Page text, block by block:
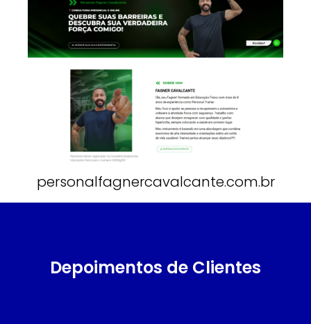
personalfagnercavalcante.com.br
Depoimentos de Clientes